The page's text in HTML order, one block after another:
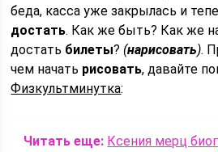
беда, касса уже закрылась и
достать. Как же быть? Как же
достать билеты? (нарисовать).
чем начать рисовать, давайте
Физкультминутка:
Читать еще: Ксения мерц